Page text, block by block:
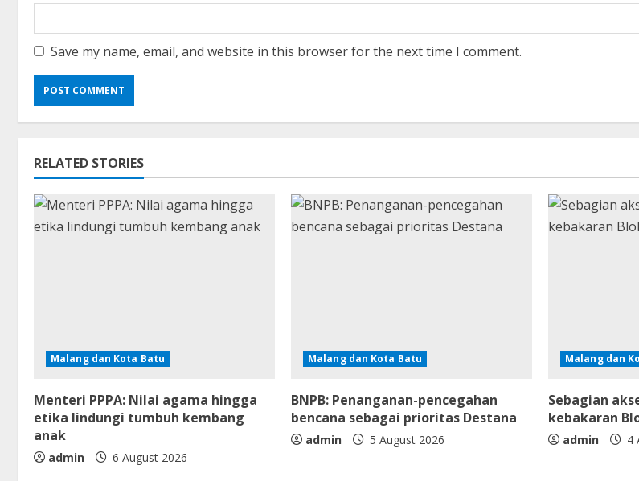
Save my name, email, and website in this browser for the next time I comment.
RELATED STORIES
Malang dan Kota Batu
Menteri PPPA: Nilai agama hingga
etika lindungi tumbuh kembang
anak
admin 6 August 2026
Malang dan Kota Batu
BNPB: Penanganan-pencegahan
bencana sebagai prioritas Destana
admin 5 August 2026
Malang dan
Sebagian
kebakaran
admin 4